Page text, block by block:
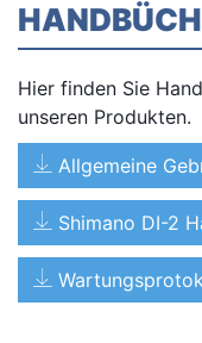
Hier finden Sie
unseren Produkten.
Allgemeine
Shimano DI-2